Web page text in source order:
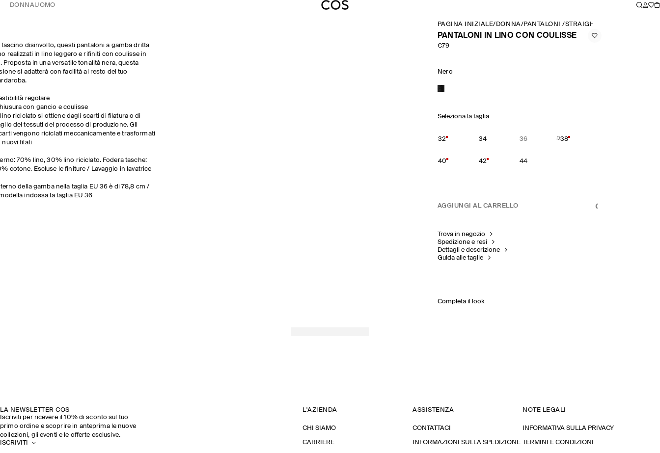
DONNAUOMO
fascino disinvolto, questi pantaloni a gamba dritta
realizzati in lino leggero e rifiniti con coulisse in
Proposta in una versatile tonalità nera, questa
si adatterà con facilità al resto del tuo
regolare
con gancio e coulisse
riciclato si ottiene dagli scarti di filatura o di
dei tessuti del processo di produzione. Gli
vengono riciclati meccanicamente e trasformati
nuovi filati
70% lino, 30% lino riciclato. Fodera tasche:
cotone. Escluse le finiture / Lavaggio in lavatrice
della gamba nella taglia EU 36 è di 78,8 cm /
indossa la taglia EU 36
PAGINA INIZIALE/ DONNA/PANTALONI/STRAIGHT LEG TROUSERS
PANTALONI IN LINO CON COULISSE
€79
Nero
Seleziona la taglia
32 34 36 38
40 42 44
AGGIUNGI AL CARRELLO
Trova in negozio
Spedizione e resi
Dettagli e descrizione
Guida alle taglie
Completa il look
LA NEWSLETTER COS
Iscriviti per ricevere il 10% di sconto sul tuo
primo ordine e scoprire in anteprima le nuove
collezioni, gli eventi e le offerte esclusive.
ISCRIVITI
L'AZIENDA
CHI SIAMO
CARRIERE
ASSISTENZA
CONTATTACI
INFORMAZIONI SULLA SPEDIZIONE
NOTE LEGALI
INFORMATIVA SULLA PRIVACY
TERMINI E CONDIZIONI